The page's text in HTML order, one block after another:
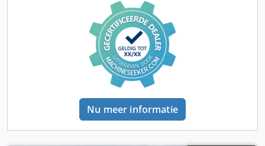
Nu meer informatie